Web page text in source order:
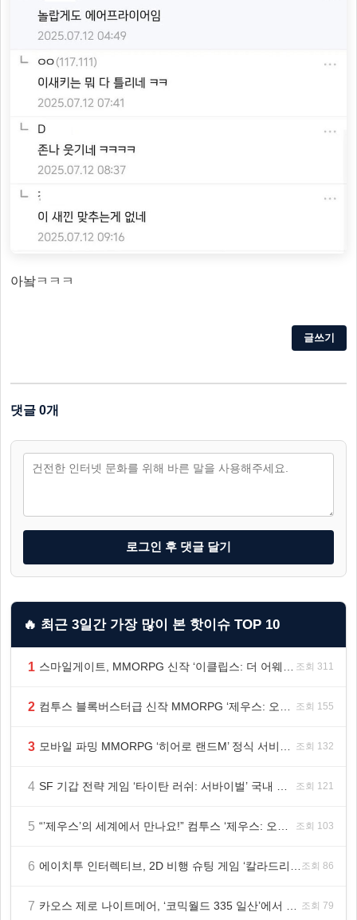
아놬ㅋㅋㅋ
글쓰기
댓글 0개
로그인 후 댓글 달기
🔥 최근 3일간 가장 많이 본 핫이슈 TOP 10
1 조회 311
2 조회 155
3 조회 132
4 조회 121
5 조회 103
6 조회 86
7 조회 79